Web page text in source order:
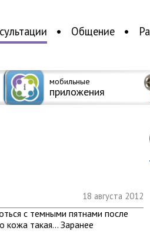
Общение
мобильные
приложения
18 августа 2012
с темными пятнами после
кожа такая... Заранее